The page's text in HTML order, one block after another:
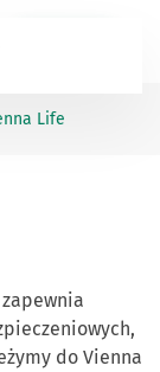
Life
do Vienna